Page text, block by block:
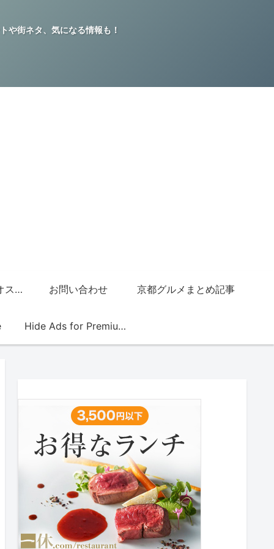
や街ネタ、気になる情報も！
グッチジャパン的オススメ店 お問い合わせ 京都グルメまとめ記事
Hide Ads for Premium Members